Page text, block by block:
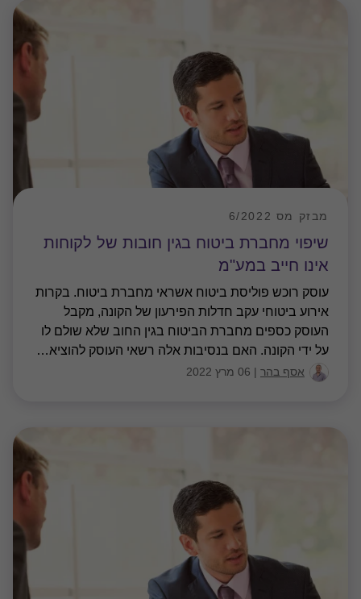
שיפוי מחברת ביטוח בגין חובות של לקוחות
אינו חייב במע"מ
מבזק מס 6/2022
עוסק רוכש פוליסת ביטוח אשראי מחברת ביטוח. בקרות
אירוע ביטוחי עקב חדלות הפירעון של הקונה, מקבל
העוסק כספים מחברת הביטוח בגין החוב שלא שולם לו
על ידי הקונה. האם בנסיבות אלה רשאי העוסק להוציא…
אסף בהר | 06 מרץ 2022